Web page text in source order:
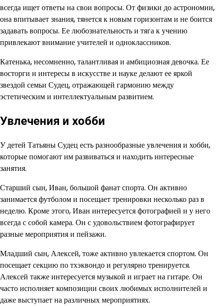
всегда ищет ответы на свои вопросы. От физики до астрономии,
она впитывает знания, тянется к новым горизонтам и не боится
задавать вопросы. Ее любознательность и тяга к учению
привлекают внимание учителей и одноклассников.
Катенька, несомненно, талантливая и амбициозная девочка. Ее
восторги и интересы в искусстве и науке делают ее яркой
звездой семьи Судец, отражающей гармонию между
эстетическим и интеллектуальным развитием.
Увлечения и хобби
У детей Татьяны Судец есть разнообразные увлечения и хобби,
которые помогают им развиваться и находить интересные
занятия.
Старший сын, Иван, большой фанат спорта. Он активно
занимается футболом и посещает тренировки несколько раз в
неделю. Кроме этого, Иван интересуется фотографией и у него
всегда с собой камера. Он с удовольствием фотографирует
разные мероприятия и пейзажи.
Младший сын, Алексей, тоже активно увлекается спортом. Он
посещает секцию по тхэквондо и регулярно тренируется.
Алексей также интересуется музыкой и играет на гитаре. Он
часто исполняет композиции своих любимых исполнителей и
даже выступает на различных мероприятиях.